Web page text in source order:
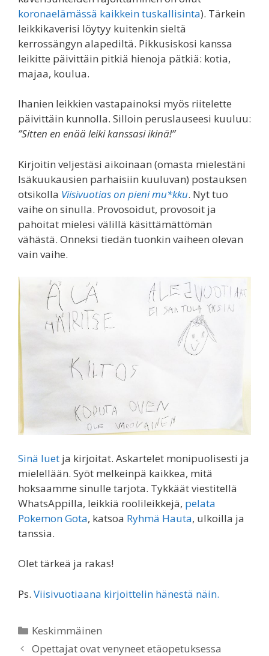
koronaelämässä kaikkein tuskallisinta). Tärkein
leikkikaverisi löytyy kuitenkin sieltä
kerrossängyn alapediltä. Pikkusiskosi kanssa
leikitte päivittäin pitkiä hienoja pätkiä: kotia,
majaa, koulua.
Ihanien leikkien vastapainoksi myös riitelette
päivittäin kunnolla. Silloin peruslauseesi kuuluu:
”Sitten en enää leiki kanssasi ikinä!”
Kirjoitin veljestäsi aikoinaan (omasta mielestäni
Isäkuukausien parhaisiin kuuluvan) postauksen
otsikolla Viisivuotias on pieni mu*kku. Nyt tuo
vaihe on sinulla. Provosoidut, provosoit ja
pahoitat mielesi välillä käsittämättömän
vähästä. Onneksi tiedän tuonkin vaiheen olevan
vain vaihe.
Sinä luet ja kirjoitat. Askartelet monipuolisesti ja
mielellään. Syöt melkeinpä kaikkea, mitä
hoksaamme sinulle tarjota. Tykkäät viestitellä
WhatsAppilla, leikkiä roolileikkejä, pelata
Pokemon Gota, katsoa Ryhmä Hauta, ulkoilla ja
tanssia.
Olet tärkeä ja rakas!
Ps. Viisivuotiaana kirjoittelin hänestä näin.
Categories
Keskimmäinen
Opettajat ovat venyneet etäopetuksessa